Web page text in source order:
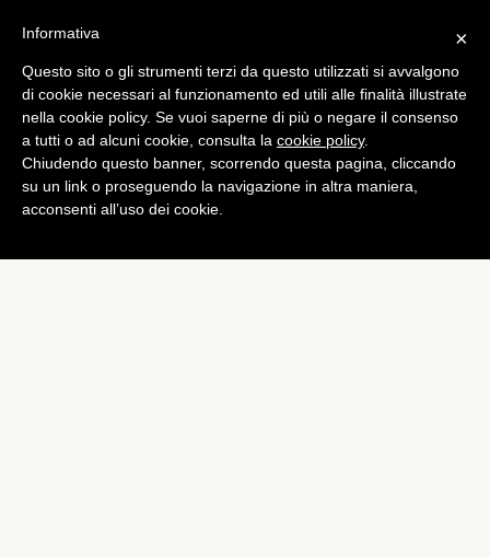
Curiosità
Tifosi, quanto rumore fanno
allo stadio?
di Alessandro Moretti
×
Informativa
Questo sito o gli strumenti terzi da questo utilizzati si avvalgono
di cookie necessari al funzionamento ed utili alle finalità illustrate
nella cookie policy. Se vuoi saperne di più o negare il consenso
a tutti o ad alcuni cookie, consulta la cookie policy.
Chiudendo questo banner, scorrendo questa pagina, cliccando
su un link o proseguendo la navigazione in altra maniera,
acconsenti all’uso dei cookie.